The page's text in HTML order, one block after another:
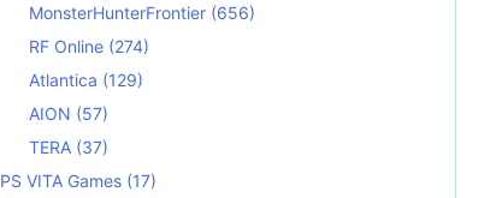
MonsterHunterFrontier (656)
RF Online (274)
Atlantica (129)
AION (57)
TERA (37)
PS VITA Games (17)